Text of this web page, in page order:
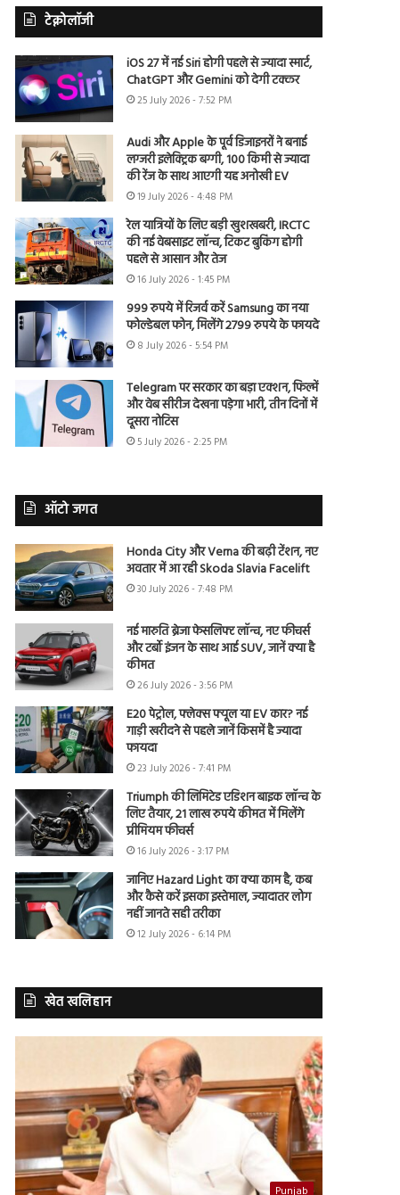
टेक्नोलॉजी
iOS 27 में नई Siri होगी पहले से ज्यादा स्मार्ट,
ChatGPT और Gemini को देगी टक्कर
25 July 2026 - 7:52 PM
Audi और Apple के पूर्व डिजाइनरों ने बनाई
लग्जरी इलेक्ट्रिक बग्गी, 100 किमी से ज्यादा
की रेंज के साथ आएगी यह अनोखी EV
19 July 2026 - 4:48 PM
रेल यात्रियों के लिए बड़ी खुशखबरी, IRCTC
की नई वेबसाइट लॉन्च, टिकट बुकिंग होगी
पहले से आसान और तेज
16 July 2026 - 1:45 PM
999 रुपये में रिजर्व करें Samsung का नया
फोल्डेबल फोन, मिलेंगे 2799 रुपये के फायदे
8 July 2026 - 5:54 PM
Telegram पर सरकार का बड़ा एक्शन, फिल्में
और वेब सीरीज देखना पड़ेगा भारी, तीन दिनों में
दूसरा नोटिस
5 July 2026 - 2:25 PM
ऑटो जगत
Honda City और Verna की बढ़ी टेंशन, नए
अवतार में आ रही Skoda Slavia Facelift
30 July 2026 - 7:48 PM
नई मारुति ब्रेजा फेसलिफ्ट लॉन्च, नए फीचर्स
और टर्बो इंजन के साथ आई SUV, जानें क्या है
कीमत
26 July 2026 - 3:56 PM
E20 पेट्रोल, फ्लेक्स फ्यूल या EV कार? नई
गाड़ी खरीदने से पहले जानें किसमें है ज्यादा
फायदा
23 July 2026 - 7:41 PM
Triumph की लिमिटेड एडिशन बाइक लॉन्च के
लिए तैयार, 21 लाख रुपये कीमत में मिलेंगे
प्रीमियम फीचर्स
16 July 2026 - 3:17 PM
जानिए Hazard Light का क्या काम है, कब
और कैसे करें इसका इस्तेमाल, ज्यादातर लोग
नहीं जानते सही तरीका
12 July 2026 - 6:14 PM
खेत खलिहान
Punjab